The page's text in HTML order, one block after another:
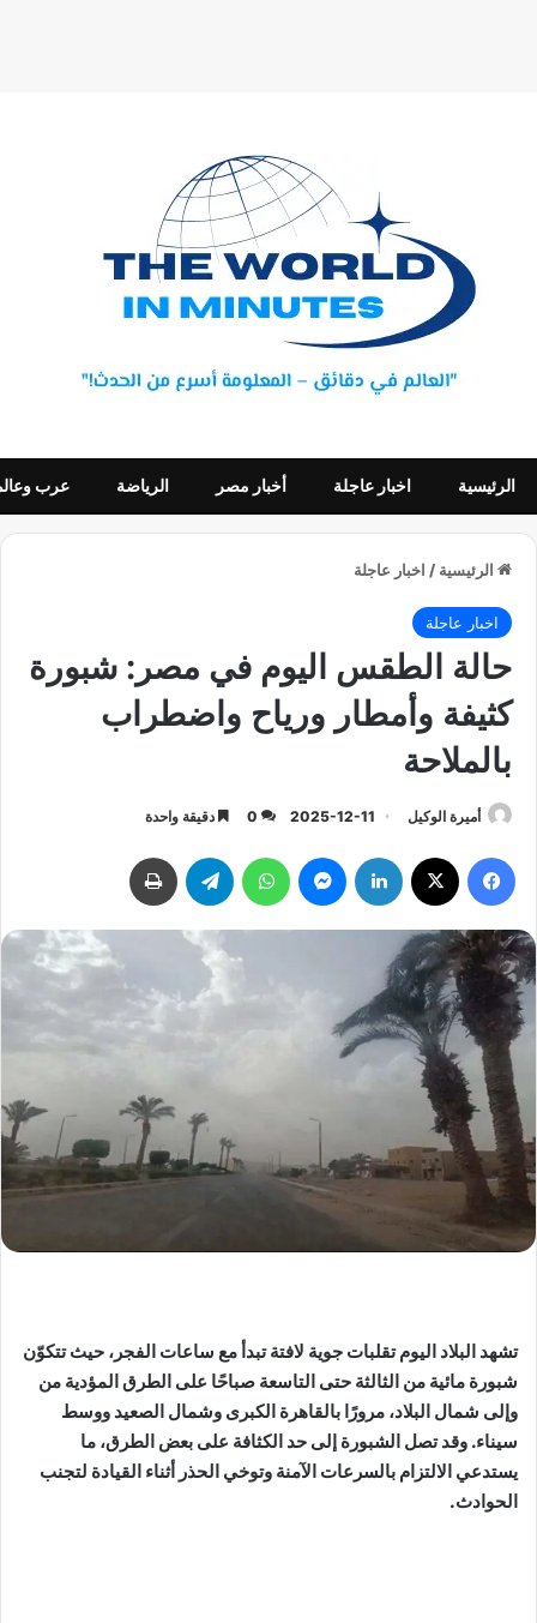
الرئيسية اخبار عاجلة أخبار مصر الرياضة عرب
الرئيسية / اخبار عاجلة
اخبار عاجلة
حالة الطقس اليوم في مصر: شبورة
كثيفة وأمطار ورياح واضطراب
بالملاحة
أميرة الوكيل 2025-12-11
0 دقيقة واحدة
تشهد البلاد اليوم تقلبات جوية لافتة تبدأ مع ساعات الفجر، حيث تتكوّن
شبورة مائية من الثالثة حتى التاسعة صباحًا على الطرق المؤدية من
وإلى شمال البلاد، مرورًا بالقاهرة الكبرى وشمال الصعيد ووسط
سيناء. وقد تصل الشبورة إلى حد الكثافة على بعض الطرق، ما
يستدعي الالتزام بالسرعات الآمنة وتوخي الحذر أثناء القيادة لتجنب
الحوادث.